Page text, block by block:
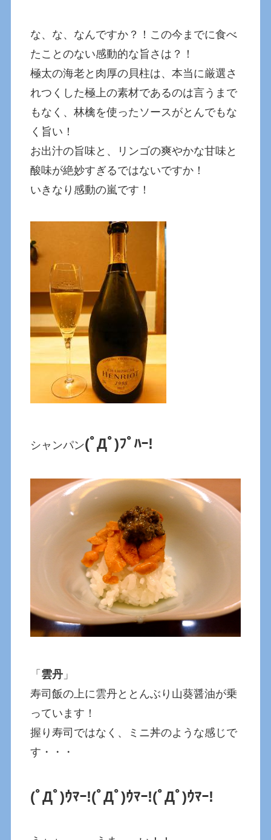
な、な、なんですか？！この今までに食べ
たことのない感動的な旨さは？！
極太の海老と肉厚の貝柱は、本当に厳選さ
れつくした極上の素材であるのは言うまで
もなく、林檎を使ったソースがとんでもな
く旨い！
お出汁の旨味と、リンゴの爽やかな甘味と
酸味が絶妙すぎるではないですか！
いきなり感動の嵐です！
シャンパン(ﾟДﾟ)ﾌﾟﾊｰ!
「 雲丹 」
寿司飯の上に雲丹ととんぶり山葵醤油が乗
っています！
握り寿司ではなく、ミニ丼のような感じで
す・・・
(ﾟДﾟ)ｳﾏｰ!(ﾟДﾟ)ｳﾏｰ!(ﾟДﾟ)ｳﾏｰ!